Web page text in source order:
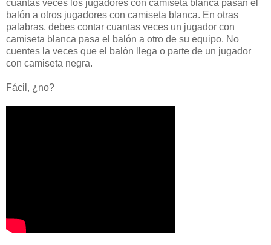
cuantas veces los jugadores con camiseta blanca pasan el
balón a otros jugadores con camiseta blanca. En otras
palabras, debes contar cuantas veces un jugador con
camiseta blanca pasa el balón a otro de su equipo. No
cuentes la veces que el balón llega o parte de un jugador
con camiseta negra.
Fácil, ¿no?